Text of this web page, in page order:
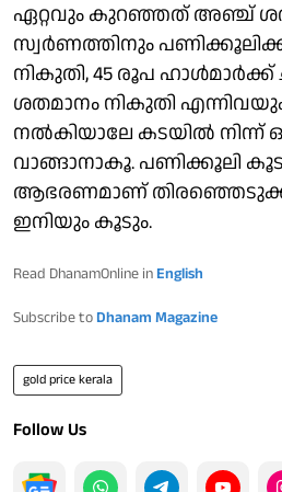
ഏറ്റവും കുറഞ്ഞത് അഞ്ച്
സ്വര്‍ണത്തിനും
നികുതി, 45 രൂപ ഹാള്‍മാര്‍ക്ക്
ശതമാനം നികുതി എന്നിവയും
നല്‍കിയാലേ കടയില്‍
വാങ്ങാനാകൂ. പണിക്കൂലി
ആഭരണമാണ്
ഇനിയും കൂടും.
Read DhanamOnline in English
Subscribe to Dhanam Magazine
gold price kerala
Follow Us